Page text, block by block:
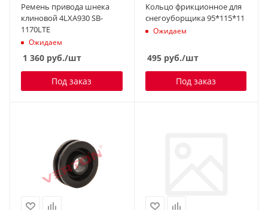
Ремень привода шнека
клиновой 4LXA930 SB-
1170LTE
Ожидаем
1 360 руб./шт
Под заказ
Кольцо фрикционное для
снегоуборщика 95*115*11
Ожидаем
495руб./шт
Под заказ